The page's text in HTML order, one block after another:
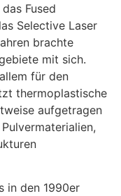
Fused
Selective Laser
brachte
mit sich.
für den
thermoplastische
aufgetragen
in den 1990er